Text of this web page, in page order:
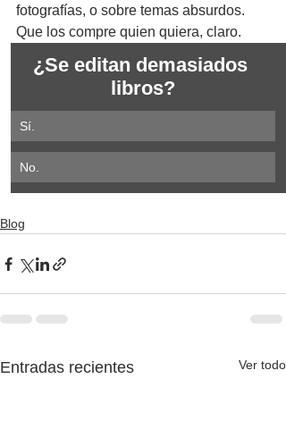
fotografías, o sobre temas absurdos.
Que los compre quien quiera, claro.
¿Se editan demasiados
libros?
Sí.
No.
Blog
Entradas recientes Ver todo